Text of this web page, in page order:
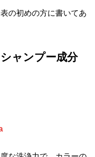
の初めの方に書いてあ
ャンプー成分